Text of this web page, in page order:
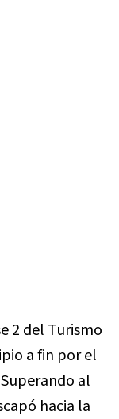
2 del Turismo
a fin por el
al
hacia la